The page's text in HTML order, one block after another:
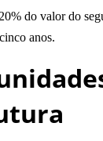
do valor do
anos.